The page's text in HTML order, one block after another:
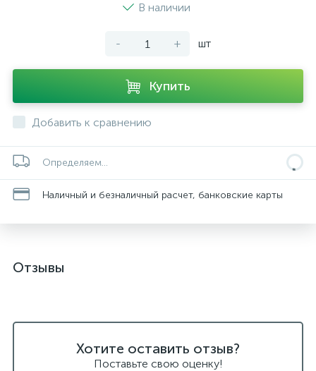
В наличии
- + шт
Купить
Добавить к сравнению
Определяем...
Наличный и безналичный расчет, банковские карты
Отзывы
Хотите оставить отзыв?
Поставьте свою оценку!